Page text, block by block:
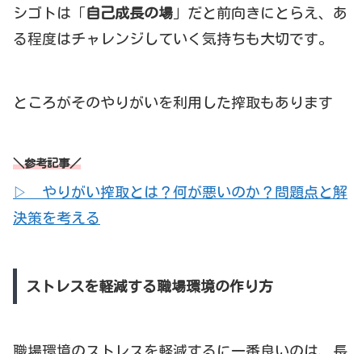
シゴトは「自己成長の場 」だと前向きにとらえ、あ
る程度はチャレンジしていく気持ちも大切です。
ところがそのやりがいを利用した搾取もあります
＼参考記事／
▷ やりがい搾取とは？何が悪いのか？問題点と解
決策を考える
ストレスを軽減する職場環境の作り方
職場環境のストレスを軽減するに一番良いのは、長